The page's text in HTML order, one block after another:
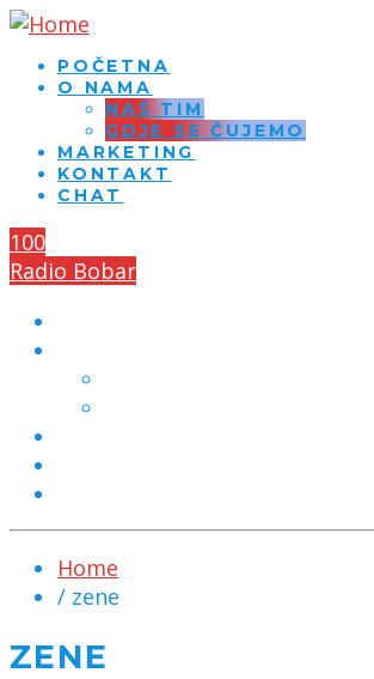
POČETNA
O NAMA
NAŠ TIM
GDJE SE ČUJEMO
MARKETING
KONTAKT
CHAT
100
Radio Bobar
Home
/ zene
ZENE